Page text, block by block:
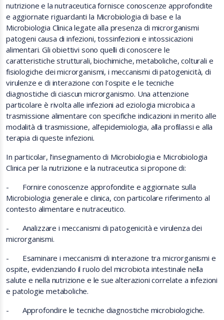
nutrizione e la nutraceutica fornisce conoscenze approfondite
e aggiornate riguardanti la Microbiologia di base e la
Microbiologia Clinica legate alla presenza di microrganismi
patogeni causa di infezioni, tossinfezioni e intossicazioni
alimentari. Gli obiettivi sono quelli di conoscere le
caratteristiche strutturali, biochimiche, metaboliche, colturali e
fisiologiche dei microrganismi, i meccanismi di patogenicità, di
virulenze e di interazione con l’ospite e le tecniche
diagnostiche di ciascun microrganismo. Una attenzione
particolare è rivolta alle infezioni ad eziologia microbica a
trasmissione alimentare con specifiche indicazioni in merito alle
modalità di trasmissione, all’epidemiologia, alla profilassi e alla
terapia di queste infezioni.
In particolar, l’insegnamento di Microbiologia e Microbiologia
Clinica per la nutrizione e la nutraceutica si propone di:
-
Fornire conoscenze approfondite e aggiornate sulla
Microbiologia generale e clinica, con particolare riferimento al
contesto alimentare e nutraceutico.
-
Analizzare i meccanismi di patogenicità e virulenza dei
microrganismi.
-
Esaminare i meccanismi di interazione tra microrganismi e
ospite, evidenziando il ruolo del microbiota intestinale nella
salute e nella nutrizione e le sue alterazioni correlate a infezioni
e patologie metaboliche.
-
Approfondire le tecniche diagnostiche microbiologiche.